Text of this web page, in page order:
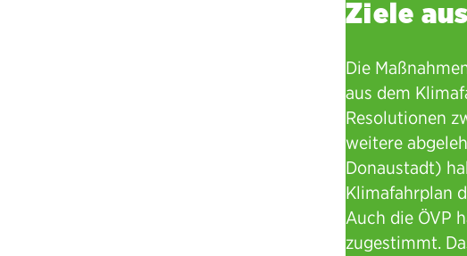
Ziele
Die
aus dem
Resolutionen
weitere
Donaustadt)
Klimafahrplan
Auch die ÖVP
zugestimmt.